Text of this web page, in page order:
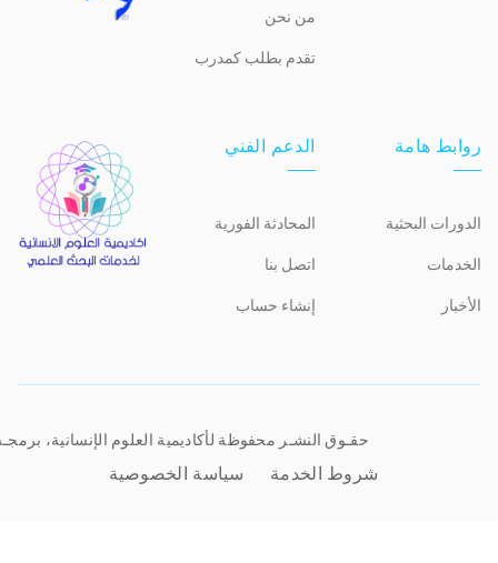
من نحن
تقدم بطلب كمدرب
روابط هامة
الدورات البحثية
الخدمات
الأخبار
الدعم الفني
المحادثة الفورية
اتصل بنا
إنشاء حساب
حقـوق النشـر محفوظة لأكاديمية العلوم الإنسانية،
شروط الخدمة سياسة الخصوصية